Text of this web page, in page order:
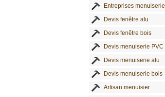
Entreprises menuiserie
Devis fenêtre alu
Devis fenêtre bois
Devis menuiserie PVC
Devis menuiserie alu
Devis menuiserie bois
Artisan menuisier